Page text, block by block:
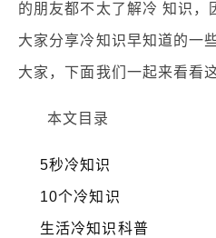
的朋友都不太了解冷 知识，
大家分享冷知识早知道的一
大家，下面我们一起来看看
本文目录
5秒冷知识
10个冷知识
生活冷知识科普